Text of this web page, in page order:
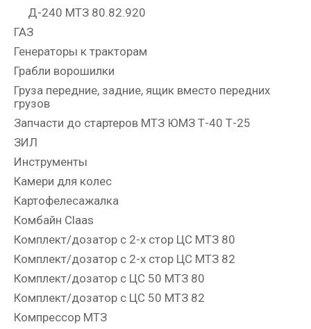
Д-240 МТЗ 80.82.920
ГАЗ
Генераторы к тракторам
Грабли ворошилки
Груза передние, задние, ящик вместо передних
грузов
Запчасти до стартеров МТЗ ЮМЗ Т-40 Т-25
ЗИЛ
Инструменты
Камери для колес
Картофелесажалка
Комбайн Claas
Комплект/дозатор с 2-х стор ЦС МТЗ 80
Комплект/дозатор с 2-х стор ЦС МТЗ 82
Комплект/дозатор с ЦС 50 МТЗ 80
Комплект/дозатор с ЦС 50 МТЗ 82
Компрессор МТЗ